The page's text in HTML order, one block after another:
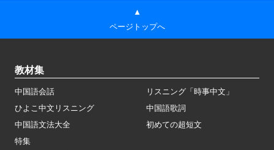
▲
ページトップへ
教材集
中国語会話
リスニング「時事中文」
ひよこ中文リスニング
中国語歌詞
中国語文法大全
初めての超短文
特集